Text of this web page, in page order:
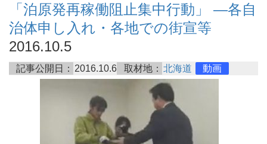
「泊原発再稼働阻止集中行動」 ―各自
治体申し入れ・各地での街宣等
2016.10.5
記事公開日： 2016.10.6 取材地： 北海道 動画